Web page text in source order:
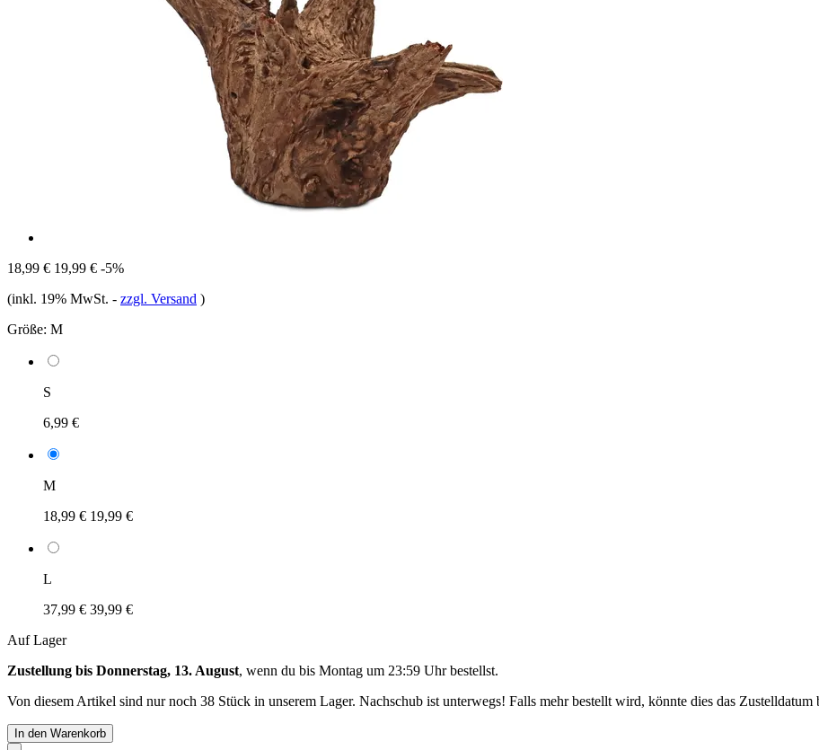
18,99 € 19,99 € -5%
(inkl. 19% MwSt. - zzgl. Versand )
Größe: M
S
6,99 €
M
18,99 € 19,99 €
L
37,99 € 39,99 €
Auf Lager
Zustellung bis Donnerstag, 13. August, wenn du bis Montag um 23:59 Uhrbestellst.
Von diesem Artikel sind nur noch 38 Stück in unserem Lager. Nachschub ist unterwegs! Falls mehr bestellt wird, könnte dies das Zustelldatum
In den Warenkorb